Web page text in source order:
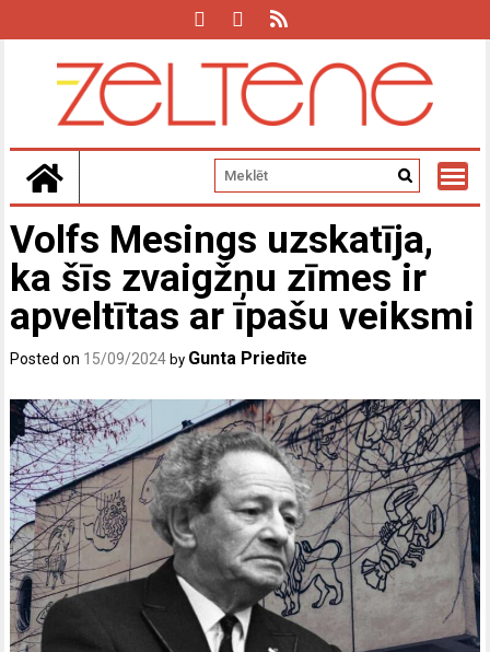
Volfs Mesings uzskatīja,
ka šīs zvaigžņu zīmes ir
apveltītas ar īpašu veiksmi
Posted on 15/09/2024 by Gunta Priedīte